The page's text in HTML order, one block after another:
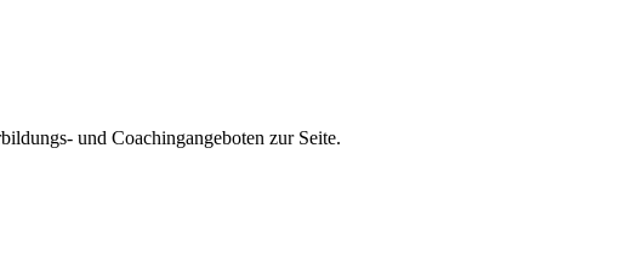
und Coachingangeboten zur Seite.